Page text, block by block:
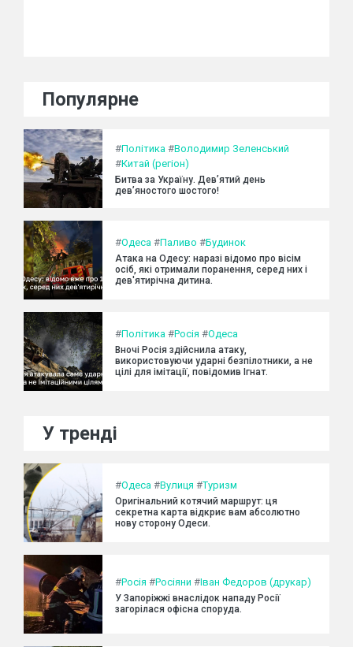
Популярне
#Політика #Володимир Зеленський
#Китай (регіон)
Битва за Україну. Дев’ятий день
дев’яностого шостого!
#Одеса #Паливо #Будинок
Атака на Одесу: наразі відомо про вісім
осіб, які отримали поранення, серед них і
дев'ятирічна дитина.
#Політика #Росія #Одеса
Вночі Росія здійснила атаку,
використовуючи ударні безпілотники, а не
цілі для імітації, повідомив Ігнат.
У тренді
#Одеса #Вулиця #Туризм
Оригінальний котячий маршрут: ця
секретна карта відкриє вам абсолютно
нову сторону Одеси.
#Росія #Росіяни #Іван Федоров (друкар)
У Запоріжжі внаслідок нападу Росії
загорілася офісна споруда.